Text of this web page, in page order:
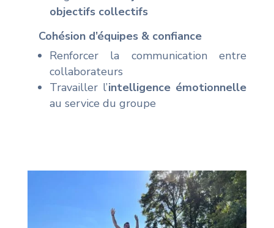
objectifs collectifs
Cohésion d’équipes & confiance
Renforcer la communication entre
collaborateurs
Travailler l’intelligence émotionnelle
au service du groupe